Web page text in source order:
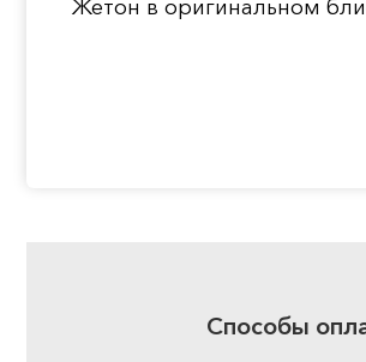
Жетон в оригинальном
Способы